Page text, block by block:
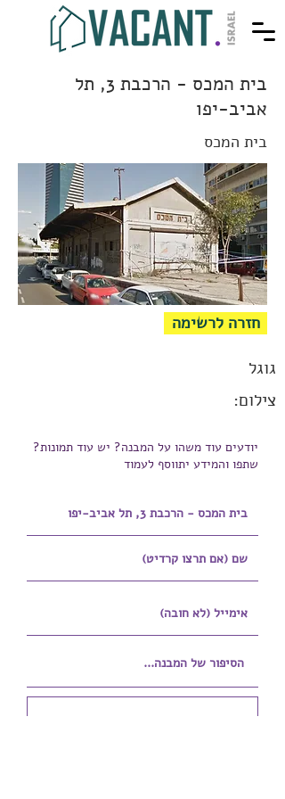
בית המכס - הרכבת 3, תל
אביב-יפו
בית המכס
חזרה לרשימה
גוגל
צילום:
יודעים עוד משהו על המבנה? יש עוד תמונות?
שתפו והמידע יתווסף לעמוד